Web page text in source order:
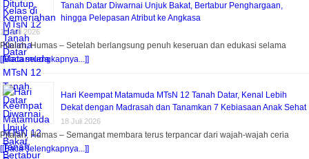
Tanah Datar Diwarnai Unjuk Bakat, Bertabur Penghargaan,
hingga Pelepasan Atribut ke Angkasa
18 Juli 2026
Pitalah, Humas – Setelah berlangsung penuh keseruan dan edukasi selama
[[Baca selengkapnya...]]
Hari Keempat Matamuda MTsN 12 Tanah Datar, Kenal Lebih
Dekat dengan Madrasah dan Tanamkan 7 Kebiasaan Anak Sehat
18 Juli 2026
Pitalah, Humas – Semangat membara terus terpancar dari wajah-wajah ceria
[[Baca selengkapnya...]]